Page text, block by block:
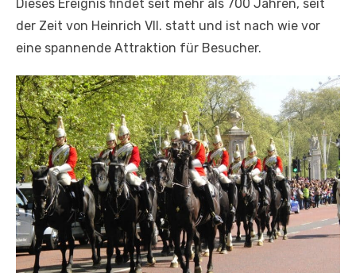
Dieses Ereignis findet seit mehr als 700 Jahren, seit
der Zeit von Heinrich VII. statt und ist nach wie vor
eine spannende Attraktion für Besucher.